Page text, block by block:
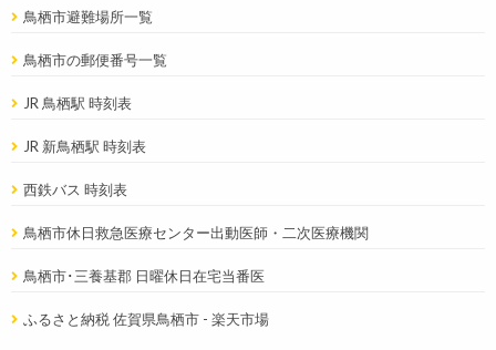
鳥栖市避難場所一覧
鳥栖市の郵便番号一覧
JR 鳥栖駅 時刻表
JR 新鳥栖駅 時刻表
西鉄バス 時刻表
鳥栖市休日救急医療センター出動医師・二次医療機関
鳥栖市･三養基郡 日曜休日在宅当番医
ふるさと納税 佐賀県鳥栖市 - 楽天市場